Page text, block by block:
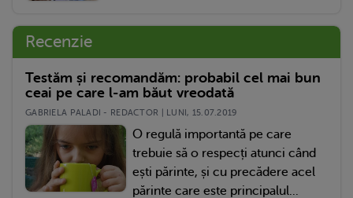
Recenzie
Testăm și recomandăm: probabil cel mai bun
ceai pe care l-am băut vreodată
GABRIELA PALADI - REDACTOR | LUNI, 15.07.2019
O regulă importantă pe care
trebuie să o respecți atunci când
ești părinte, și cu precădere acel
părinte care este principalul...